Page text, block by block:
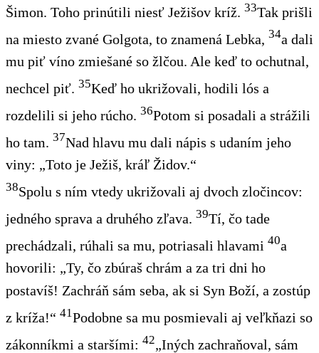
Šimon. Toho prinútili niesť Ježišov kríž. 33Tak prišli
na miesto zvané Golgota, to znamená Lebka, 34a dali
mu piť víno zmiešané so žlčou. Ale keď to ochutnal,
nechcel piť. 35Keď ho ukrižovali, hodili lós a
rozdelili si jeho rúcho. 36Potom si posadali a strážili
ho tam. 37Nad hlavu mu dali nápis s udaním jeho
viny: „Toto je Ježiš, kráľ Židov.“
38Spolu s ním vtedy ukrižovali aj dvoch zločincov:
jedného sprava a druhého zľava. 39Tí, čo tade
prechádzali, rúhali sa mu, potriasali hlavami 40a
hovorili: „Ty, čo zbúraš chrám a za tri dni ho
postavíš! Zachráň sám seba, ak si Syn Boží, a zostúp
z kríža!“ 41Podobne sa mu posmievali aj veľkňazi so
zákonníkmi a staršími: 42„Iných zachraňoval, sám